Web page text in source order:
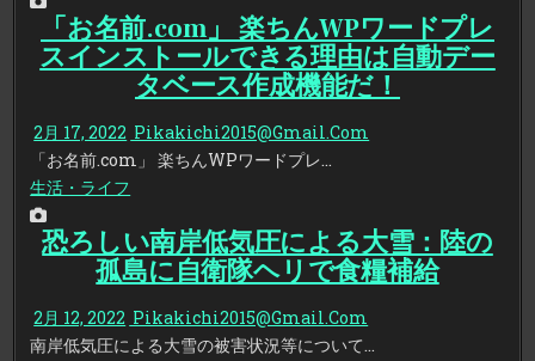
「お名前.com」 楽ちんWPワードプレ
スインストールできる理由は自動デー
タベース作成機能だ！
2月 17, 2022 Pikakichi2015@Gmail.Com
「お名前.com」 楽ちんWPワードプレ…
生活・ライフ
恐ろしい南岸低気圧による大雪：陸の
孤島に自衛隊ヘリで食糧補給
2月 12, 2022 Pikakichi2015@Gmail.Com
南岸低気圧による大雪の被害状況等について…